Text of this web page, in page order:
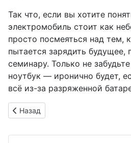
Так что, если вы хотите
электромобиль стоит как
просто посмеяться над тем,
пытается зарядить будущее,
семинару. Только не
ноутбук — иронично будет,
всё из-за разряженной
Предыдущий: Двухэтажный
Назад